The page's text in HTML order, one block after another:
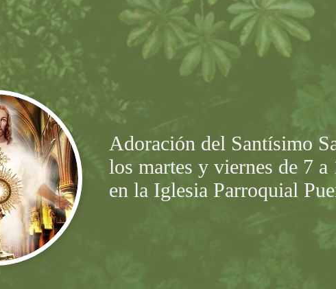
Adoración del Santísimo
los martes y viernes de 7 a
en la Iglesia Parroquial